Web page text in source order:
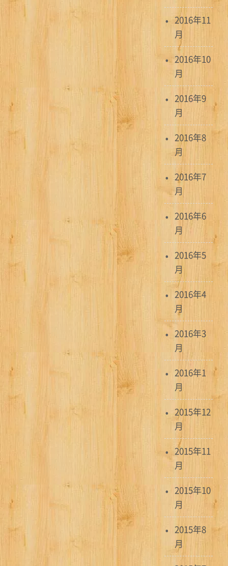
2016年11
月
2016年10
月
2016年9
月
2016年8
月
2016年7
月
2016年6
月
2016年5
月
2016年4
月
2016年3
月
2016年1
月
2015年12
月
2015年11
月
2015年10
月
2015年8
月